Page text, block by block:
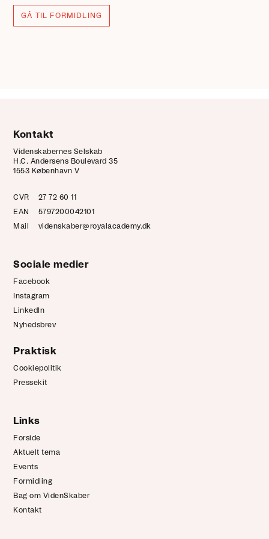
GÅ TIL FORMIDLING
Kontakt
Videnskabernes Selskab
H.C. Andersens Boulevard 35
1553 København V
CVR
27 72 60 11
EAN
5797200042101
Mail
videnskaber@royalacademy.dk
Sociale medier
Facebook
Instagram
LinkedIn
Nyhedsbrev
Praktisk
Cookiepolitik
Pressekit
Links
Forside
Aktuelt tema
Events
Formidling
Bag om VidenSkaber
Kontakt